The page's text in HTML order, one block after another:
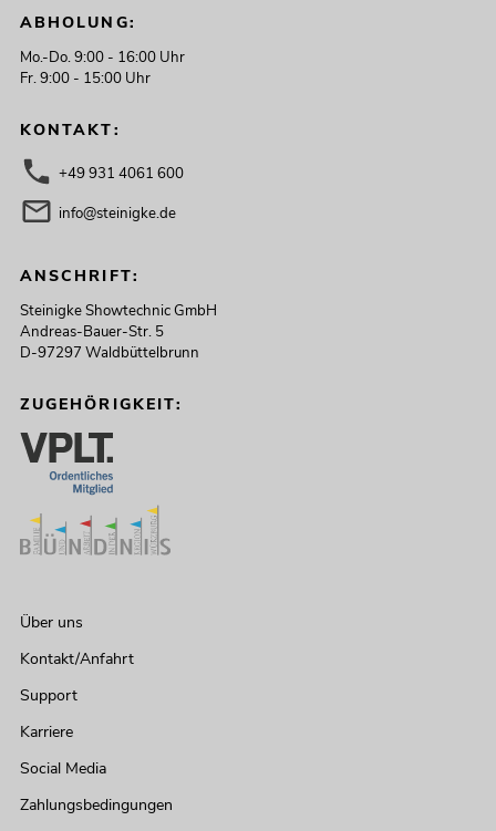
ABHOLUNG:
Mo.-Do. 9:00 - 16:00 Uhr
Fr. 9:00 - 15:00 Uhr
KONTAKT:
+49 931 4061 600
info@steinigke.de
ANSCHRIFT:
Steinigke Showtechnic GmbH
Andreas-Bauer-Str. 5
D-97297 Waldbüttelbrunn
ZUGEHÖRIGKEIT:
Über uns
Kontakt/Anfahrt
Support
Karriere
Social Media
Zahlungsbedingungen